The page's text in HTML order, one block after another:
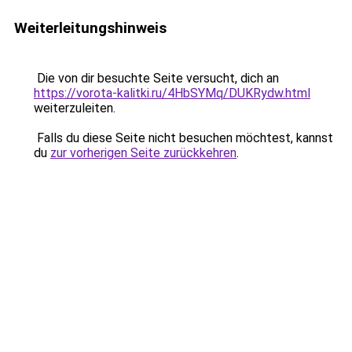
Weiterleitungshinweis
Die von dir besuchte Seite versucht, dich an
https://vorota-kalitki.ru/4HbSYMq/DUKRydw.html
weiterzuleiten.
Falls du diese Seite nicht besuchen möchtest, kannst
du zur vorherigen Seite zurückkehren.